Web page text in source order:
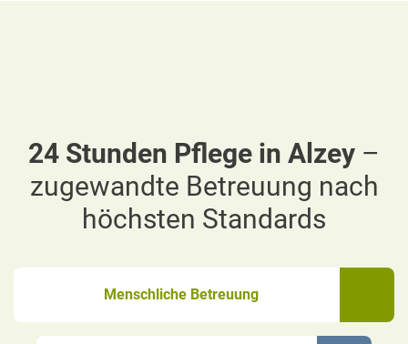
24 Stunden Pflege in Alzey –
zugewandte Betreuung nach
höchsten Standards
Menschliche Betreuung